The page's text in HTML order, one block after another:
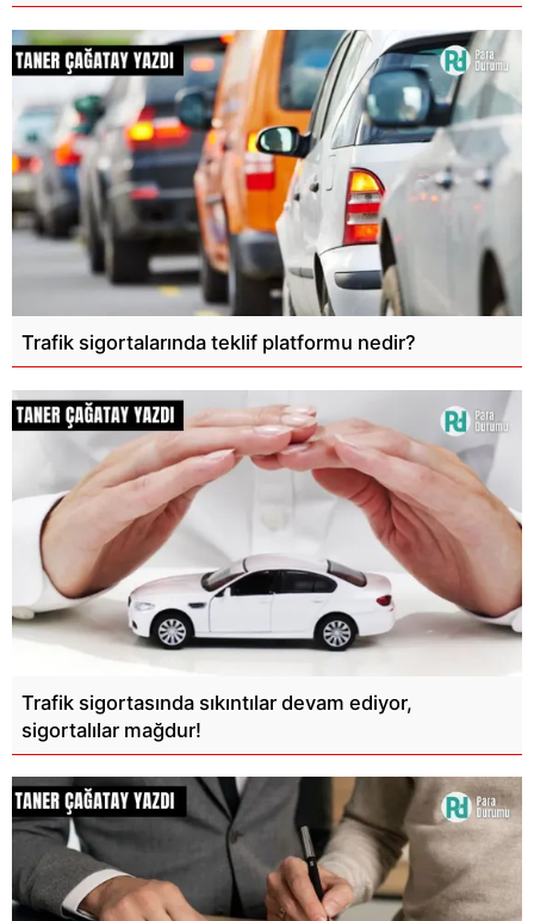
Trafik sigortalarında teklif platformu nedir?
Trafik sigortasında sıkıntılar devam ediyor,
sigortalılar mağdur!